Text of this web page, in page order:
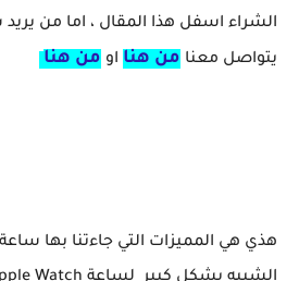
الشراء اسفل هذا المقال ، اما من
يتواصل معنا من هنا او من هنا
هذي هي المميزات التي جاءتنا بها ساعة